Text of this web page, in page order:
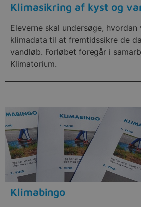
Klimasikring af kyst og
Eleverne skal undersøge, hvordan
klimadata til at fremtidssikre de
vandløb. Forløbet foregår i
Klimatorium.
Klimabingo